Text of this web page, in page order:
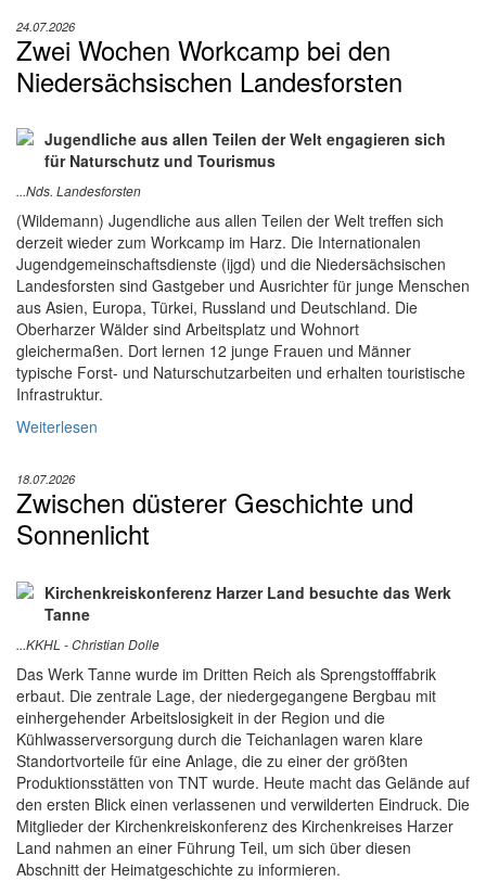
24.07.2026
Zwei Wochen Workcamp bei den
Niedersächsischen Landesforsten
Jugendliche aus allen Teilen der Welt engagieren sich
für Naturschutz und Tourismus
...Nds. Landesforsten
(Wildemann) Jugendliche aus allen Teilen der Welt treffen sich
derzeit wieder zum Workcamp im Harz. Die Internationalen
Jugendgemeinschaftsdienste (ijgd) und die Niedersächsischen
Landesforsten sind Gastgeber und Ausrichter für junge Menschen
aus Asien, Europa, Türkei, Russland und Deutschland. Die
Oberharzer Wälder sind Arbeitsplatz und Wohnort
gleichermaßen. Dort lernen 12 junge Frauen und Männer
typische Forst- und Naturschutzarbeiten und erhalten touristische
Infrastruktur.
Weiterlesen
18.07.2026
Zwischen düsterer Geschichte und
Sonnenlicht
Kirchenkreiskonferenz Harzer Land besuchte das Werk
Tanne
...KKHL - Christian Dolle
Das Werk Tanne wurde im Dritten Reich als Sprengstofffabrik
erbaut. Die zentrale Lage, der niedergegangene Bergbau mit
einhergehender Arbeitslosigkeit in der Region und die
Kühlwasserversorgung durch die Teichanlagen waren klare
Standortvorteile für eine Anlage, die zu einer der größten
Produktionsstätten von TNT wurde. Heute macht das Gelände auf
den ersten Blick einen verlassenen und verwilderten Eindruck. Die
Mitglieder der Kirchenkreiskonferenz des Kirchenkreises Harzer
Land nahmen an einer Führung Teil, um sich über diesen
Abschnitt der Heimatgeschichte zu informieren.